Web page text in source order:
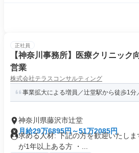
正社員
【神奈川事務所】医療クリニック
営業
株式会社テラスコンサルティング
事業拡大による増員／辻堂駅から徒歩1分
神奈川県藤沢市辻堂
月給29万6895円～51万2085円
求める人材: 下記の方を歓迎いたし
が1年以上ある方 ・...